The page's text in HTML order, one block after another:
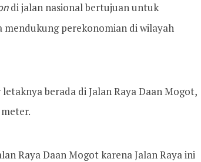
di jalan nasional bertujuan untuk
perekonomian di wilayah
berada di Jalan Raya Daan Mogot,
Raya Daan Mogot karena Jalan Raya ini